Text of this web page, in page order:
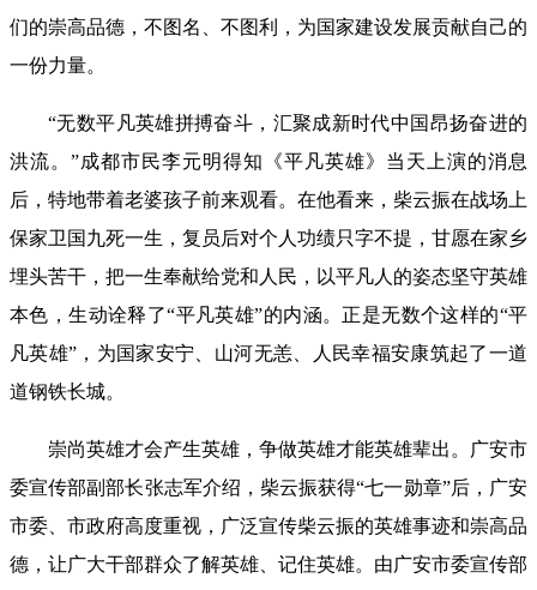
们的崇高品德，不图名、不图利，为国家建设发展贡献自己的
一份力量。
“无数平凡英雄拼搏奋斗，汇聚成新时代中国昂扬奋进的
洪流。”成都市民李元明得知《平凡英雄》当天上演的消息
后，特地带着老婆孩子前来观看。在他看来，柴云振在战场上
保家卫国九死一生，复员后对个人功绩只字不提，甘愿在家乡
埋头苦干，把一生奉献给党和人民，以平凡人的姿态坚守英雄
本色，生动诠释了“平凡英雄”的内涵。正是无数个这样的“平
凡英雄”，为国家安宁、山河无恙、人民幸福安康筑起了一道
道钢铁长城。
崇尚英雄才会产生英雄，争做英雄才能英雄辈出。广安市
委宣传部副部长张志军介绍，柴云振获得“七一勋章”后，广安
市委、市政府高度重视，广泛宣传柴云振的英雄事迹和崇高品
德，让广大干部群众了解英雄、记住英雄。由广安市委宣传部